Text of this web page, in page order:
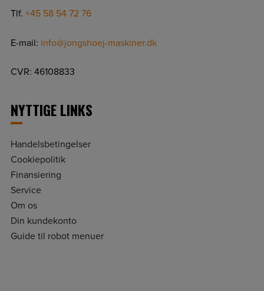
Tlf. +45 58 54 72 76
E-mail: info@jongshoej-maskiner.dk
CVR: 46108833
NYTTIGE LINKS
Handelsbetingelser
Cookiepolitik
Finansiering
Service
Om os
Din kundekonto
Guide til robot menuer